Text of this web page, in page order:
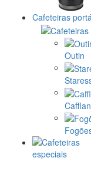
Cafeteiras
Outin